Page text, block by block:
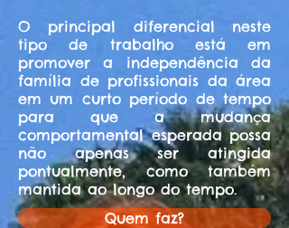
O principal diferencial neste
tipo de trabalho está em
promover a independência da
família de profissionais da área
em um curto período de tempo
para que a mudança
comportamental esperada possa
não apenas ser atingida
pontualmente, como também
mantida ao longo do tempo.
Quem faz?